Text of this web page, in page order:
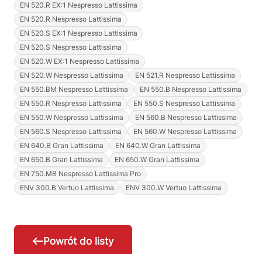
EN 520.R EX:1 Nespresso Lattissima
EN 520.R Nespresso Lattissima
EN 520.S EX:1 Nespresso Lattissima
EN 520.S Nespresso Lattissima
EN 520.W EX:1 Nespresso Lattissima
EN 520.W Nespresso Lattissima
EN 521.R Nespresso Lattissima
EN 550.BM Nespresso Lattissima
EN 550.B Nespresso Lattissima
EN 550.R Nespresso Lattissima
EN 550.S Nespresso Lattissima
EN 550.W Nespresso Lattissima
EN 560.B Nespresso Lattissima
EN 560.S Nespresso Lattissima
EN 560.W Nespresso Lattissima
EN 640.B Gran Lattissima
EN 640.W Gran Lattissima
EN 650.B Gran Lattissima
EN 650.W Gran Lattissima
EN 750.MB Nespresso Lattissima Pro
ENV 300.B Vertuo Lattissima
ENV 300.W Vertuo Lattissima
Powrót do listy